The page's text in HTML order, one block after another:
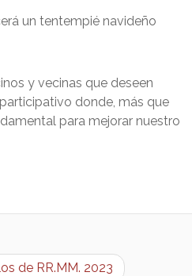
un tentempié navideño
y vecinas que deseen
donde, más que
para mejorar nuestro
de RR.MM. 2023